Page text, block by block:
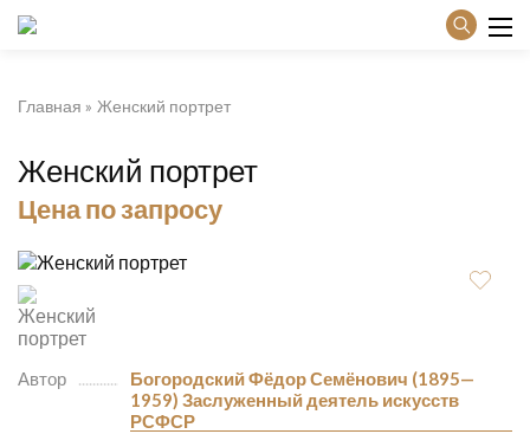
Главная Женский портрет
Женский портрет
Цена по запросу
Автор
Богородский Фёдор Семёнович (1895—
1959) Заслуженный деятель искусств
РСФСР